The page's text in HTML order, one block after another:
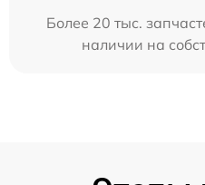
Более 20 тыс.
наличии на